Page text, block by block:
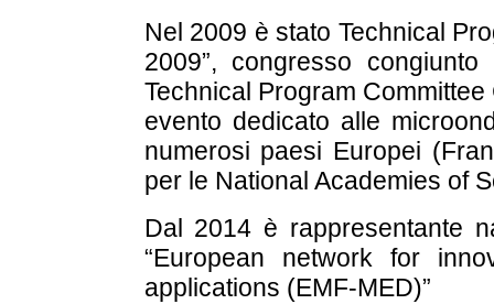
Nel 2009 è stato Technical
2009”, congresso
Technical Program
evento dedicato alle
numerosi paesi Europei
per le National Academies of
Dal 2014 è rappresentante
“European network for
applications (EMF-MED)”